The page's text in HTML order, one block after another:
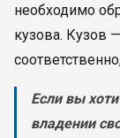
необходимо
кузова. Кузов
Если вы
владении